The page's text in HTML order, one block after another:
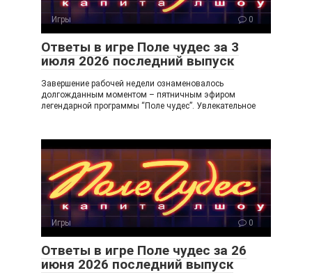
Игры 0
Ответы в игре Поле чудес за 3
июля 2026 последний выпуск
Завершение рабочей недели ознаменовалось
долгожданным моментом – пятничным эфиром
легендарной программы “Поле чудес”. Увлекательное
Игры 0
Ответы в игре Поле чудес за 26
июня 2026 последний выпуск